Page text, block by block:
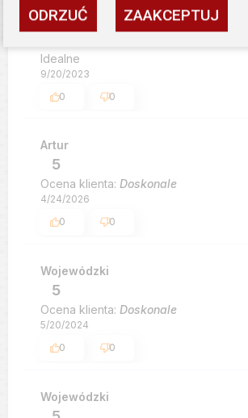
WZHK w Warszawie
Idealne
9/20/2023
0
0
Artur
5
Ocena klienta: Doskonale
4/24/2026
0
0
Wojewódzki
5
Ocena klienta: Doskonale
5/20/2024
0
0
Wojewódzki
ODRZUĆ ZAAKCEPTUJ